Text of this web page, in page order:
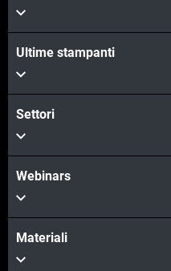
Ultime stampanti
Settori
Webinars
Materiali